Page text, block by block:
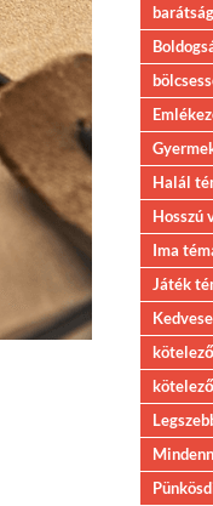
Halál
Hosszú
Ima
Játék